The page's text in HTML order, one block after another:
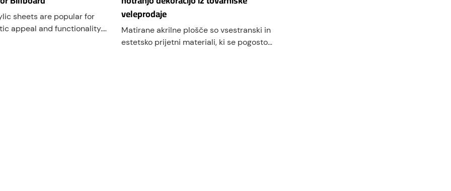
sheets are popular for
appeal and functionality.
veleprodaje
Matirane akrilne plošče so vsestranski in
estetsko prijetni materiali, ki se pogosto